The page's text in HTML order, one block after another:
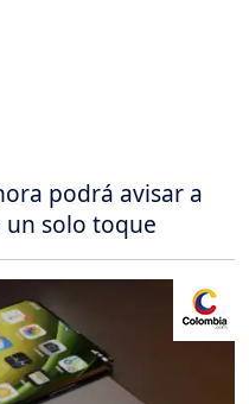
podrá avisar a
solo toque